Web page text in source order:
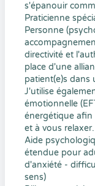
s'épanouir
Praticienne
Personne
directivité et
place d'une
patient(e)s dans
J'utilise
émotionnelle
énergétique afin
et à vous relaxer.
Aide
étendue pour
d'anxiété -
sens)